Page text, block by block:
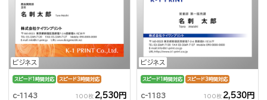
ビジネス
スピード1時間対応 スピード3時間対応
c-1143 100枚 2,530円
ビジネス
スピード1時間対応 スピード3時間対応
c-1183 100枚 2,530円